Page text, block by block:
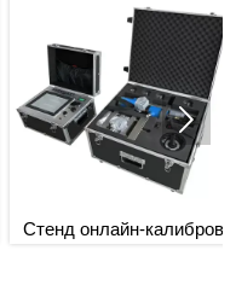
онлайн-калибровки
